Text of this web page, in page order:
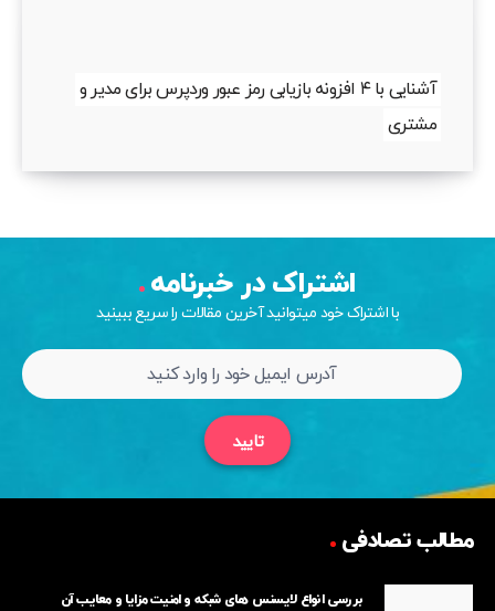
آشنایی با ۴ افزونه بازیابی رمز عبور وردپرس برای مدیر و
مشتری
اشتراک در خبرنامه
با اشتراک خود میتوانید آخرین مقالات را سریع ببینید
تایید
مطالب تصادفی
بررسی انواع لایسنس های شبکه و امنیت مزایا و معایب آن